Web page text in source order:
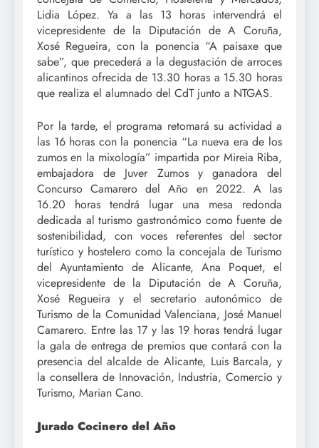
Lidia López. Ya a las 13 horas intervendrá el
vicepresidente de la Diputación de A Coruña,
Xosé Regueira, con la ponencia “A paisaxe que
sabe”, que precederá a la degustación de arroces
alicantinos ofrecida de 13.30 horas a 15.30 horas
que realiza el alumnado del CdT junto a NTGAS.
Por la tarde, el programa retomará su actividad a
las 16 horas con la ponencia “La nueva era de los
zumos en la mixología” impartida por Mireia Riba,
embajadora de Juver Zumos y ganadora del
Concurso Camarero del Año en 2022. A las
16.20 horas tendrá lugar una mesa redonda
dedicada al turismo gastronómico como fuente de
sostenibilidad, con voces referentes del sector
turístico y hostelero como la concejala de Turismo
del Ayuntamiento de Alicante, Ana Poquet, el
vicepresidente de la Diputación de A Coruña,
Xosé Regueira y el secretario autonómico de
Turismo de la Comunidad Valenciana, José Manuel
Camarero. Entre las 17 y las 19 horas tendrá lugar
la gala de entrega de premios que contará con la
presencia del alcalde de Alicante, Luis Barcala, y
la consellera de Innovación, Industria, Comercio y
Turismo, Marian Cano.
Jurado Cocinero del Año